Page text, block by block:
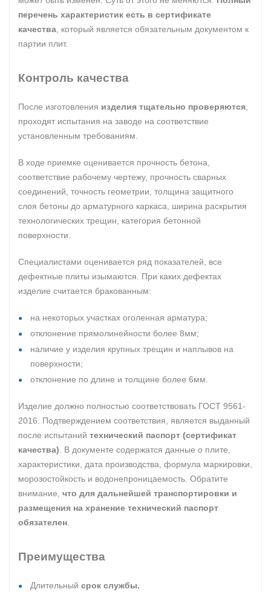
перечень характеристик есть в сертификате
качества , который является обязательным документом к
партии плит.
Контроль качества
После изготовления изделия тщательно проверяются
проходят испытания на заводе на соответствие
установленным требованиям.
В ходе приемке оценивается прочность бетона,
соответствие рабочему чертежу, прочность сварных
соединений, точность геометрии, толщина защитного
слоя бетоны до арматурного каркаса, ширина раскрытия
технологических трещин, категория бетонной
поверхности.
Специалистами оценивается ряд показателей, все
дефектные плиты изымаются. При каких дефектах
изделие считается бракованным:
на некоторых участках оголенная арматура;
отклонение прямолинейности более 8мм;
наличие у изделия крупных трещин и наплывов на
поверхности;
отклонение по длине и толщине более 6мм.
Изделие должно полностью соответствовать ГОСТ 9561-
2016. Подтверждением соответствия, является выданный
после испытаний технический паспорт (сертификат
качества) . В документе содержатся данные о плите,
характеристики, дата производства, формула маркировки,
морозостойкость и водонепроницаемость. Обратите
внимание, что для дальнейшей транспортировки и
размещения на хранение технический паспорт
обязателен
Преимущества
Длительный срок службы.